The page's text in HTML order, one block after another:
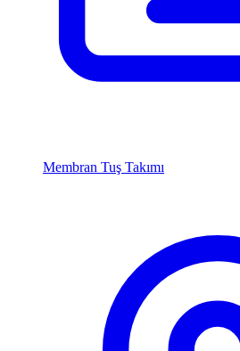
Membran Tuş Takımı